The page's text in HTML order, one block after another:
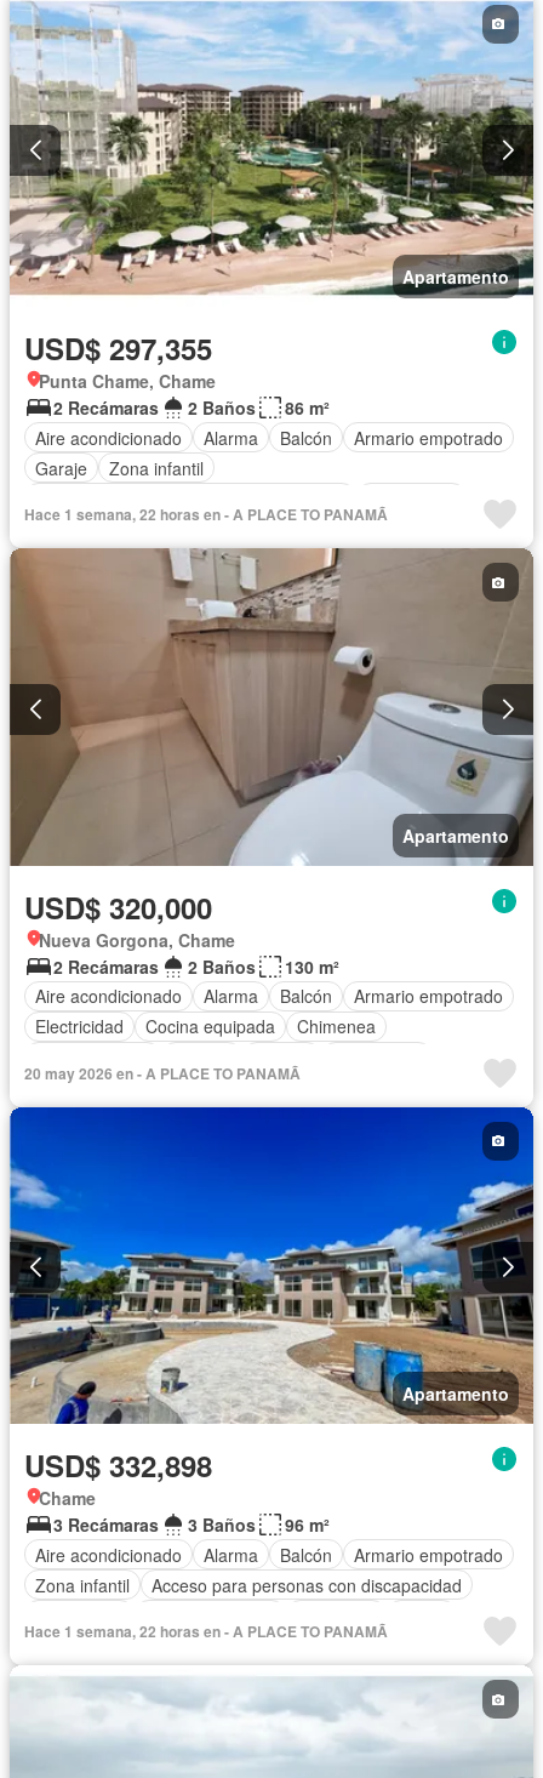
Gas natural
Vista panorámica Sauna
Seguridad
Cuarto de servicio
Piscina Cancha de tenis
Agua
Patio
Apartamento
USD$ 297,355
Punta Chame, Chame
2 Recámaras
2 Baños
86 m²
Aire acondicionado
Alarma Balcón
Armario empotrado
Garaje
Zona infantil
Cocina equipada
Chimenea Jardín Parrilla
Gimnasio
Internet Jacuzzi
Ascensor
Vista panorámica Sauna
Cuarto de servicio
Piscina Cancha de tenis
Hace 1 semana, 22 horas en - A PLACE TO PANAMÃ
Apartamento
USD$ 320,000
Nueva Gorgona, Chame
2 Recámaras
2 Baños
130 m²
Aire acondicionado
Alarma Balcón
Armario empotrado
Electricidad
Cocina equipada
Chimenea
Vista panorámica
Sauna Cuarto de servicio
20 may 2026 en - A PLACE TO PANAMÃ
Apartamento
USD$ 332,898
Chame
3 Recámaras
3 Baños
96 m²
Aire acondicionado
Alarma Balcón
Armario empotrado
Zona infantil
Acceso para personas con discapacidad
Parrilla
Gimnasio Cocina integral Internet
Ascensor
Gas natural Vista panorámica
Sauna
Seguridad
Cuarto de servicio Piscina
Cancha de tenis
Agua
Patio
Hace 1 semana, 22 horas en - A PLACE TO PANAMÃ